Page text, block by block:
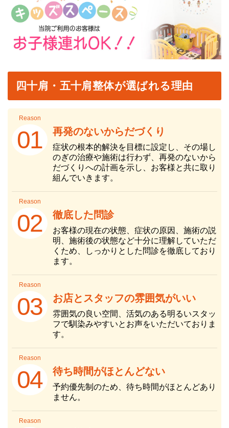
四十肩・五十肩整体が選ばれる理由
Reason
01 再発のないからだづくり
症状の根本的解決を目標に設定し、その場し
のぎの治療や施術は行わず、再発のないから
だづくりへの計画を示し、お客様と共に取り
組んでいきます。
Reason
02 徹底した問診
お客様の現在の状態、症状の原因、施術の説
明、施術後の状態など十分に理解していただ
くため、しっかりとした問診を徹底しており
ます。
Reason
03 お店とスタッフの雰囲気がいい
雰囲気の良い空間、活気のある明るいスタッ
フで馴染みやすいとお声をいただいておりま
す。
Reason
04 待ち時間がほとんどない
予約優先制のため、待ち時間がほとんどあり
ません。
Reason